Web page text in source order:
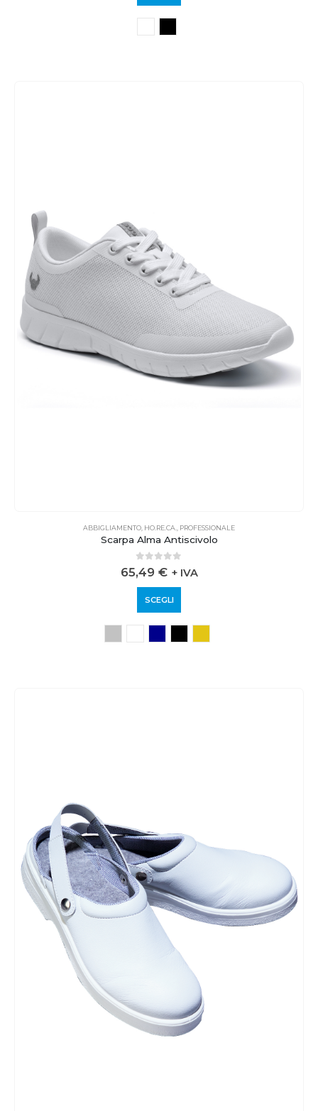
ABBIGLIAMENTO HO.RE.CA. PROFESSIONALE
Scarpa Alma Antiscivolo
0out of 5
65,49 € + IVA
SCEGLI